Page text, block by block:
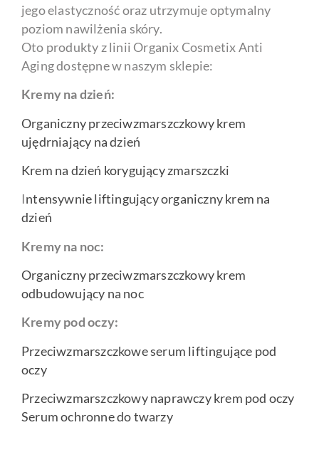
jego elastyczność oraz utrzymuje optymalny
poziom nawilżenia skóry.
Oto produkty z linii Organix Cosmetix Anti
Aging dostępne w naszym sklepie:
Kremy na dzień:
Organiczny przeciwzmarszczkowy krem
ujędrniający na dzień
Krem na dzień korygujący zmarszczki
Intensywnie liftingujący organiczny krem na
dzień
Kremy na noc:
Organiczny przeciwzmarszczkowy krem
odbudowujący na noc
Kremy pod oczy:
Przeciwzmarszczkowe serum liftingujące pod
oczy
Przeciwzmarszczkowy naprawczy krem pod oczy
Serum ochronne do twarzy